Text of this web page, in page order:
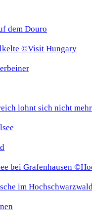
dem Douro
lohnt sich nicht mehr
im